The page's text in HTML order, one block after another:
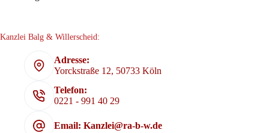
Kanzlei Balg & Willerscheid:
Adresse:
Yorckstraße 12, 50733 Köln
Telefon:
0221 - 991 40 29
Email: Kanzlei@ra-b-w.de